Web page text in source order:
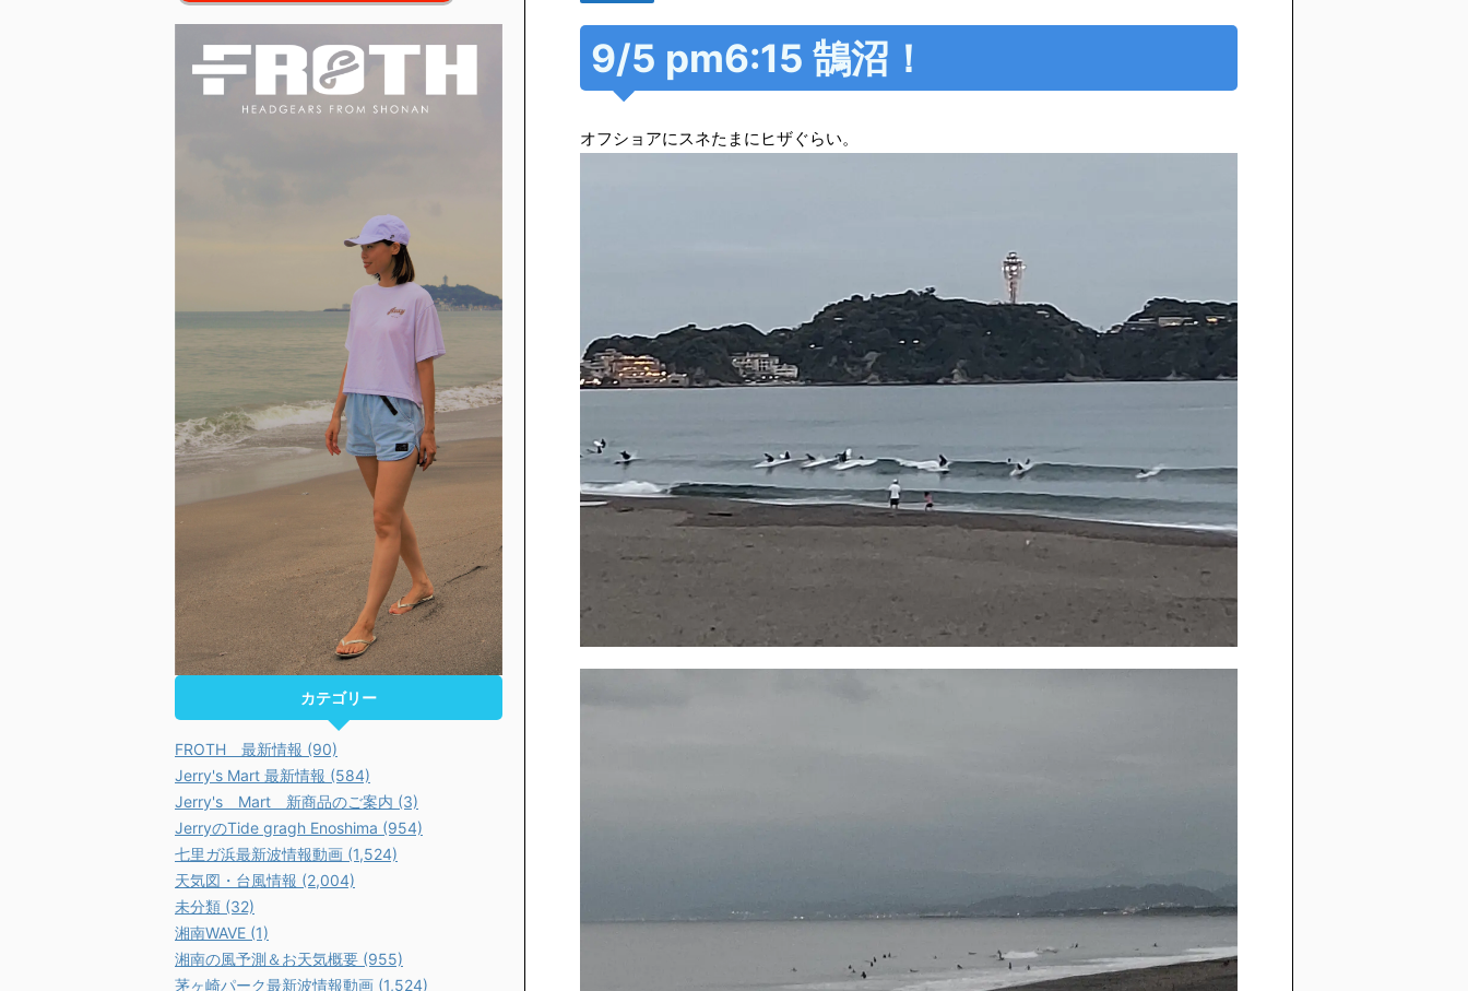
9/5 pm6:15 鵠沼！
オフショアにスネたまにヒザぐらい。
カテゴリー
FROTH 最新情報 (90)
Jerry's Mart 最新情報 (584)
Jerry's Mart 新商品のご案内 (3)
JerryのTide gragh Enoshima (954)
七里ガ浜最新波情報動画 (1,524)
天気図・台風情報 (2,004)
未分類 (32)
湘南WAVE (1)
湘南の風予測＆お天気概要 (955)
茅ヶ崎パーク最新波情報動画 (1,524)